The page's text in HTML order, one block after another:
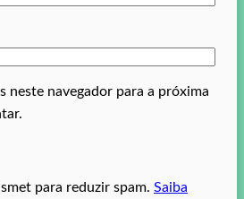
neste navegador para a próxima
para reduzir spam. Saiba